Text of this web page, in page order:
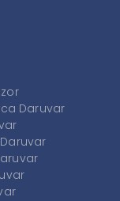
Daruvar